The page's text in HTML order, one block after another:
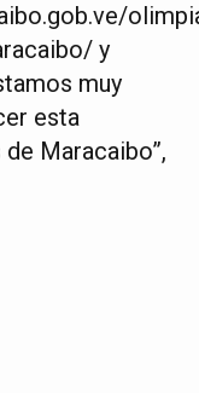
y
muy
esta
Maracaibo”,